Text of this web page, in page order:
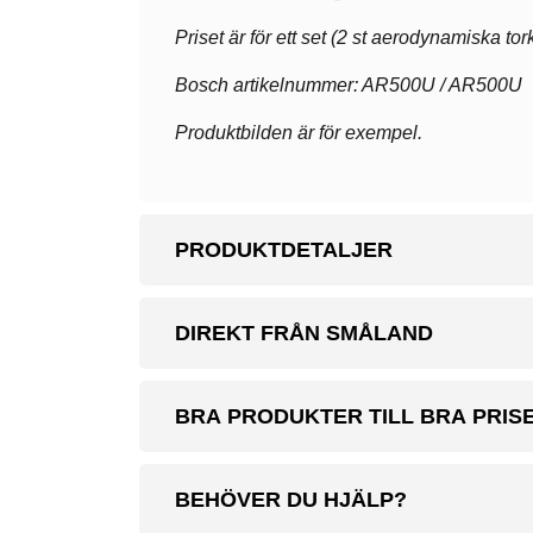
Priset är för ett set (2 st aerodynamiska
Bosch artikelnummer: AR500U / AR500U
Produktbilden är för exempel.
PRODUKTDETALJER
DIREKT FRÅN SMÅLAND
BRA PRODUKTER TILL BRA
BEHÖVER DU HJÄLP?